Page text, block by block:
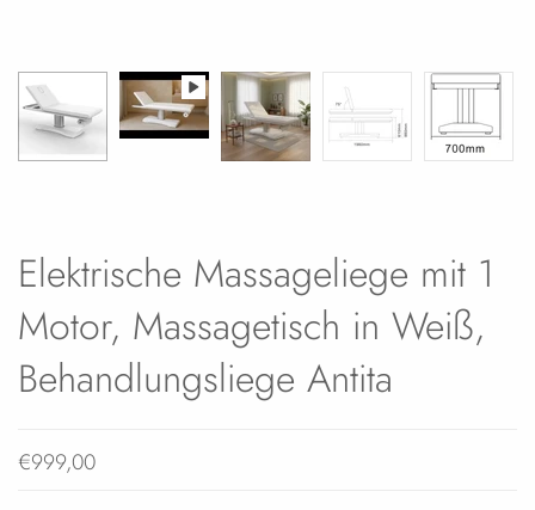
Elektrische Massageliege mit 1
Motor, Massagetisch in Weiß,
Behandlungsliege Antita
€999,00